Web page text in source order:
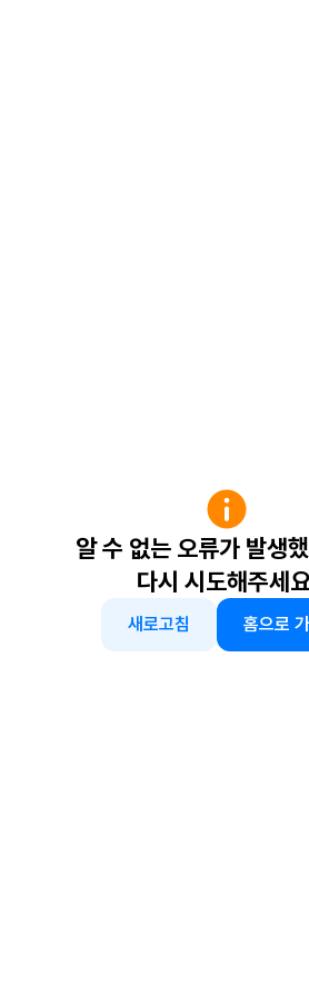
알 수 없는 오류가 발생
다시 시도해주세
새로고침 홈으로 가